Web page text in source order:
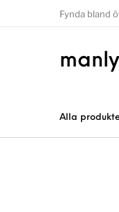
Fynda bland
Alla